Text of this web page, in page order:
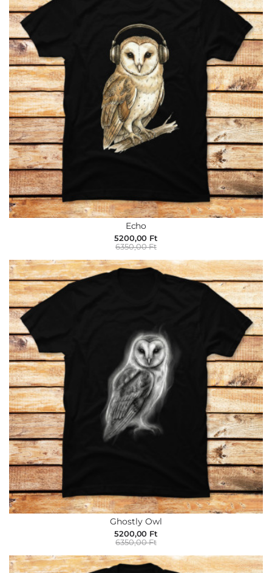
Echo
5200,00 Ft
6350,00 Ft
Ghostly Owl
5200,00 Ft
6350,00 Ft